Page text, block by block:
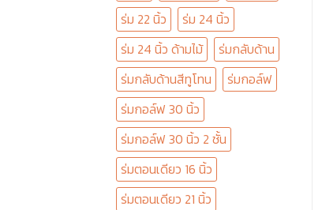
ร่ม 22 นิ้ว
ร่ม 24 นิ้ว
ร่ม 24 นิ้ว ด้ามไม้
ร่มกลับด้าน
ร่มกลับด้านสีทูโทน
ร่มกอล์ฟ
ร่มกอล์ฟ 30 นิ้ว
ร่มกอล์ฟ 30 นิ้ว 2 ชั้น
ร่มตอนเดียว 16 นิ้ว
ร่มตอนเดียว 21 นิ้ว